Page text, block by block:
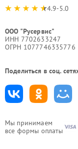
Мы принимаем
все формы оплаты
4.9-5.0
ООО "Русервис"
ИНН 7702633247
ОГРН 1077746335776
Поделиться в соц.